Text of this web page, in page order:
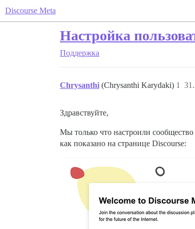
Discourse Meta
Настройка
Поддержка
Chrysanthi (Chrysanthi Karydaki) 1
Здравствуйте,
Мы только что настроили
как показано на странице Discourse: